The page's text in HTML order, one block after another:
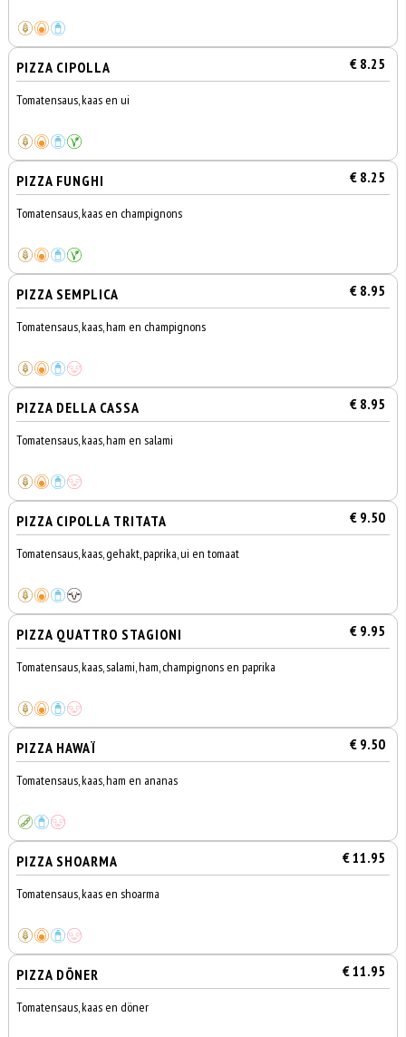
PIZZA CIPOLLA € 8.25
Tomatensaus, kaas en ui
PIZZA FUNGHI € 8.25
Tomatensaus, kaas en champignons
PIZZA SEMPLICA € 8.95
Tomatensaus, kaas, ham en champignons
PIZZA DELLA CASSA € 8.95
Tomatensaus, kaas, ham en salami
PIZZA CIPOLLA TRITATA € 9.50
Tomatensaus, kaas, gehakt, paprika, ui en tomaat
PIZZA QUATTRO STAGIONI € 9.95
Tomatensaus, kaas, salami, ham, champignons en paprika
PIZZA HAWAÏ € 9.50
Tomatensaus, kaas, ham en ananas
PIZZA SHOARMA € 11.95
Tomatensaus, kaas en shoarma
PIZZA DÖNER € 11.95
Tomatensaus, kaas en döner